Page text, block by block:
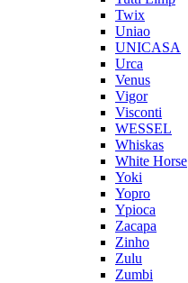
Twix
Uniao
UNICASA
Urca
Venus
Vigor
Visconti
WESSEL
Whiskas
White Horse
Yoki
Yopro
Ypioca
Zacapa
Zinho
Zulu
Zumbi